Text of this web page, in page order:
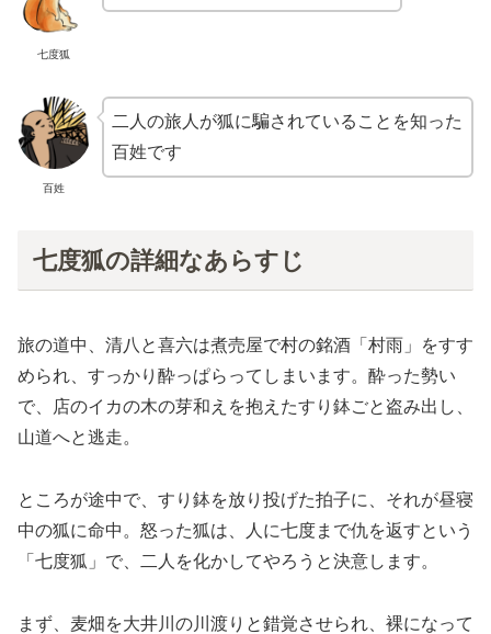
七度狐
百姓
二人の旅人が狐に騙されていることを知った
百姓です
七度狐の詳細なあらすじ
旅の道中、清八と喜六は煮売屋で村の銘酒「村雨」をすす
められ、すっかり酔っぱらってしまいます。酔った勢い
で、店のイカの木の芽和えを抱えたすり鉢ごと盗み出し、
山道へと逃走。
ところが途中で、すり鉢を放り投げた拍子に、それが昼寝
中の狐に命中。怒った狐は、人に七度まで仇を返すという
「七度狐」で、二人を化かしてやろうと決意します。
まず、麦畑を大井川の川渡りと錯覚させられ、裸になって